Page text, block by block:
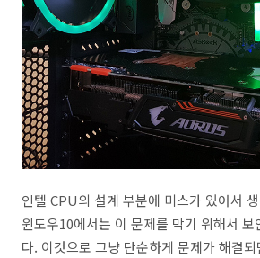
인텔 CPU의 설계 부분에 미스가 있어서
윈도우10에서는 이 문제를 막기 위해서 보
다. 이것으로 그냥 단순하게 문제가 해결